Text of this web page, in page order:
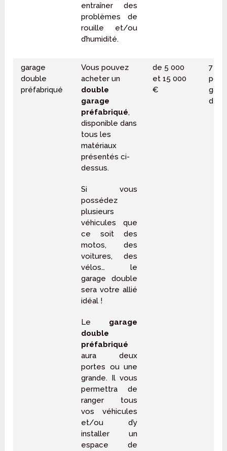
entraîner des
problèmes de
rouille et/ou
d’humidité.
garage
double
préfabriqué
Vous pouvez
acheter un
double
garage
préfabriqué,
disponible dans
tous les
matériaux
présentés ci-
dessus.
Si vous
possédez
plusieurs
véhicules que
ce soit des
motos, des
voitures, des
vélos… le
garage double
sera votre allié
idéal !
Le garage
double
préfabriqué
aura deux
portes ou une
grande. Il vous
permettra de
ranger tous
vos véhicules
et/ou d’y
installer un
espace de
de 5 000
et 15 000
€
7
pour
de